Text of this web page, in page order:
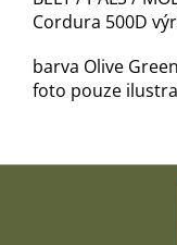
Cordura 500D
barva Olive
foto pouze
Z